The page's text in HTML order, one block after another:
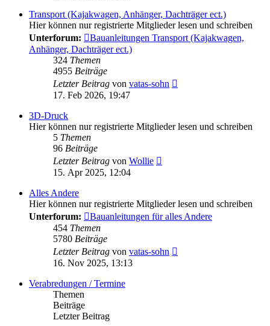
Transport (Kajakwagen, Anhänger, Dachträger ect.)
Hier können nur registrierte Mitglieder lesen und schreiben
Unterforum:
Bauanleitungen Transport (Kajakwagen,
Anhänger, Dachträger ect.)
324 Themen
4955 Beiträge
Letzter Beitrag von vatas-sohn
17. Feb 2026, 19:47
3D-Druck
Hier können nur registrierte Mitglieder lesen und schreiben
5 Themen
96 Beiträge
Letzter Beitrag von Wollie
15. Apr 2025, 12:04
Alles Andere
Hier können nur registrierte Mitglieder lesen und schreiben
Unterforum:
Bauanleitungen für alles Andere
454 Themen
5780 Beiträge
Letzter Beitrag von vatas-sohn
16. Nov 2025, 13:13
Verabredungen / Termine
Themen
Beiträge
Letzter Beitrag